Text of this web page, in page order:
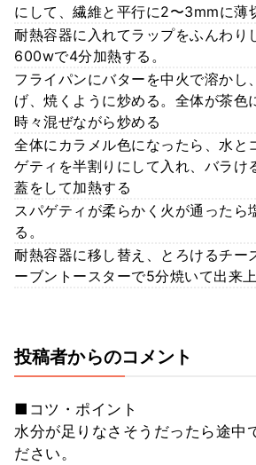
にして、繊維と平行に2〜3mmに薄
耐熱容器に入れてラップをふんわり
600wで4分加熱する。
フライパンにバターを中火で溶かし
げ、焼くように炒める。全体が茶色
時々混ぜながら炒める
全体にカラメル色になったら、水と
ゲティを半割りにして入れ、バラけ
蓋をして加熱する
スパゲティが柔らかく火が通ったら
る。
耐熱容器に移し替え、とろけるチー
ーブントースターで5分焼いて出来上
投稿者からのコメント
■コツ・ポイント
水分が足りなさそうだったら途中
ださい。